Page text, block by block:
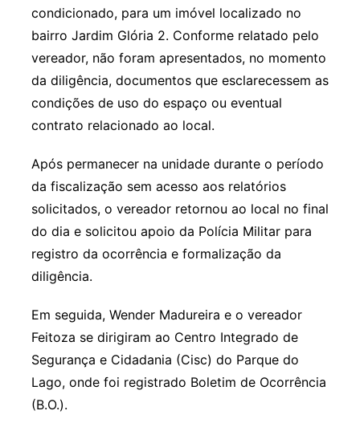
condicionado, para um imóvel localizado no
bairro Jardim Glória 2. Conforme relatado pelo
vereador, não foram apresentados, no momento
da diligência, documentos que esclarecessem as
condições de uso do espaço ou eventual
contrato relacionado ao local.
Após permanecer na unidade durante o período
da fiscalização sem acesso aos relatórios
solicitados, o vereador retornou ao local no final
do dia e solicitou apoio da Polícia Militar para
registro da ocorrência e formalização da
diligência.
Em seguida, Wender Madureira e o vereador
Feitoza se dirigiram ao Centro Integrado de
Segurança e Cidadania (Cisc) do Parque do
Lago, onde foi registrado Boletim de Ocorrência
(B.O.).